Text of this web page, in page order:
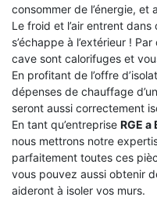
consommer de l’énergie,
Le froid et l’air entrent
s’échappe à l’extérieur !
cave sont calorifuges et
En profitant de l’offre
dépenses de chauffage
seront aussi correctement
En tant qu’entreprise RGE a
nous mettrons notre
parfaitement toutes ces
vous pouvez aussi obtenir
aideront à isoler vos murs.